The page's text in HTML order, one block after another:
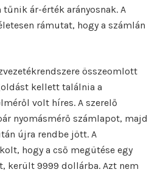
ár-érték arányosnak. A
rámutat, hogy a számlán
összeomlott
kellett találnia a
volt híres. A szerelő
nyomásmérő számlapot, majd
újra rendbe jött. A
hogy a cső megütése egy
került 9999 dollárba. Azt nem